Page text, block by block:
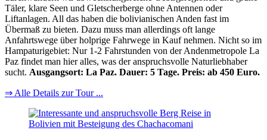
Täler, klare Seen und Gletscherberge ohne Antennen oder
Liftanlagen. All das haben die bolivianischen Anden fast im
Übermaß zu bieten. Dazu muss man allerdings oft lange
Anfahrtswege über holprige Fahrwege in Kauf nehmen. Nicht so im
Hampaturigebiet: Nur 1-2 Fahrstunden von der Andenmetropole La
Paz findet man hier alles, was der anspruchsvolle Naturliebhaber
sucht. Ausgangsort: La Paz. Dauer: 5 Tage. Preis: ab 450 Euro.
⇒ Alle Details zur Tour ...